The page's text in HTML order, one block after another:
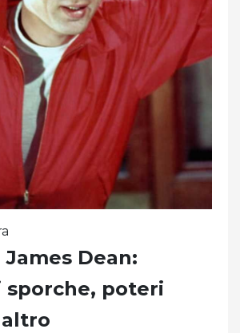
Dean:
poteri